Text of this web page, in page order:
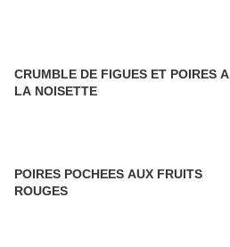
CRUMBLE DE FIGUES ET POIRES A
LA NOISETTE
POIRES POCHEES AUX FRUITS
ROUGES